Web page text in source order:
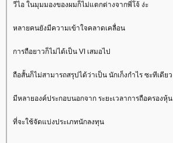
วีไอ ในมุมมองของผมก็ไม่แตกต่างจากพี่โจ้ ง่ะ
หลายคนยังมีความเข้าใจคลาดเคลื่อน
การถือยาวก็ไม่ได้เป็น VI เสมอไป
ถือสั้นก็ไม่สามารถสรุปได้ว่าเป็น นักเก็งกำไร ซะทีเดียว
มีหลายองค์ประกอบนอกจาก ระยะเวลาการถือครองหุ้น
ที่จะใช้จัดแบ่งประเภทนักลงทุน